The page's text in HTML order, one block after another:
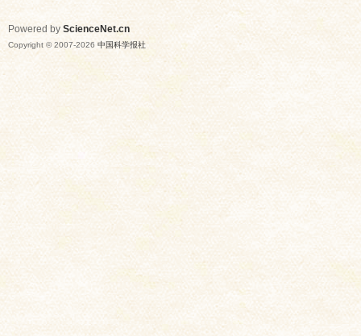
Powered by ScienceNet.cn
Copyright © 2007-2026 中国科学报社